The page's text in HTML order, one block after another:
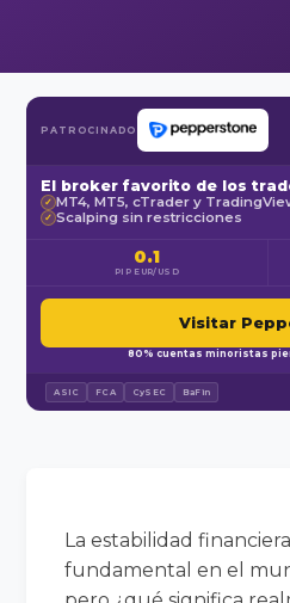
PATROCINADO
El broker favorito de los
✓ MT4, MT5, cTrader y
✓ Scalping sin restricciones
0.1
PIP EUR/USD
Visitar
80% cuentas minoristas
ASIC FCA CySEC BaFin
La estabilidad
fundamental en el